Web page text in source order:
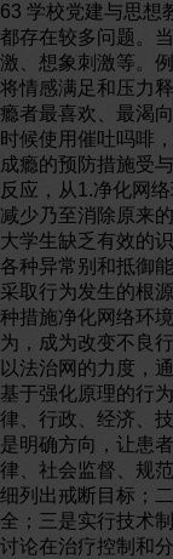
63 学校党建与思想
都存在较多问题。
激、想象刺激等。
将情感满足和压力
瘾者最喜欢、最渴
时候使用催吐吗啡
成瘾的预防措施受
反应，从1.净化网
减少乃至消除原来
大学生缺乏有效的
各种异常别和抵御
采取行为发生的根
种措施净化网络环
为，成为改变不良
以法治网的力度，
基于强化原理的行
律、行政、经济、
是明确方向，让患
律、社会监督、规
细列出戒断目标；
全；三是实行技术
讨论在治疗控制和